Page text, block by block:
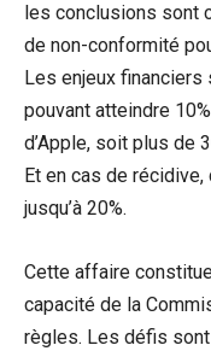
les conclusions sont
de non-conformité
Les enjeux financiers
pouvant atteindre
d’Apple, soit plus de
Et en cas de
jusqu’à 20%.
Cette affaire
capacité de la
règles. Les défis